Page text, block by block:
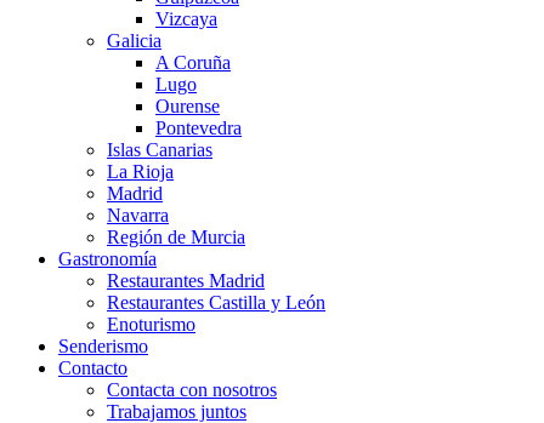
Vizcaya
Galicia
A Coruña
Lugo
Ourense
Pontevedra
Islas Canarias
La Rioja
Madrid
Navarra
Región de Murcia
Gastronomía
Restaurantes Madrid
Restaurantes Castilla y León
Enoturismo
Senderismo
Contacto
Contacta con nosotros
Trabajamos juntos